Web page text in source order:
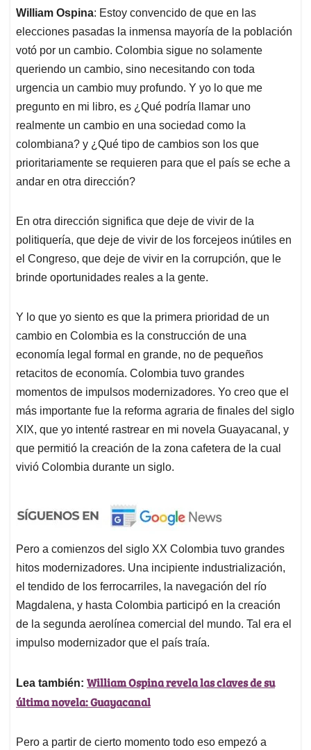
William Ospina: Estoy convencido de que en las
elecciones pasadas la inmensa mayoría de la población
votó por un cambio. Colombia sigue no solamente
queriendo un cambio, sino necesitando con toda
urgencia un cambio muy profundo. Y yo lo que me
pregunto en mi libro, es ¿Qué podría llamar uno
realmente un cambio en una sociedad como la
colombiana? y ¿Qué tipo de cambios son los que
prioritariamente se requieren para que el país se eche a
andar en otra dirección?
En otra dirección significa que deje de vivir de la
politiquería, que deje de vivir de los forcejeos inútiles en
el Congreso, que deje de vivir en la corrupción, que le
brinde oportunidades reales a la gente.
Y lo que yo siento es que la primera prioridad de un
cambio en Colombia es la construcción de una
economía legal formal en grande, no de pequeños
retacitos de economía. Colombia tuvo grandes
momentos de impulsos modernizadores. Yo creo que el
más importante fue la reforma agraria de finales del siglo
XIX, que yo intenté rastrear en mi novela Guayacanal, y
que permitió la creación de la zona cafetera de la cual
vivió Colombia durante un siglo.
Pero a comienzos del siglo XX Colombia tuvo grandes
hitos modernizadores. Una incipiente industrialización,
el tendido de los ferrocarriles, la navegación del río
Magdalena, y hasta Colombia participó en la creación
de la segunda aerolínea comercial del mundo. Tal era el
impulso modernizador que el país traía.
Lea también: William Ospina revela las claves de su
última novela: Guayacanal
Pero a partir de cierto momento todo eso empezó a